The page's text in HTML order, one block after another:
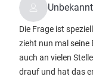
Unbekannt
Die Frage ist
zieht nun mal seine
auch an vielen
drauf und hat das